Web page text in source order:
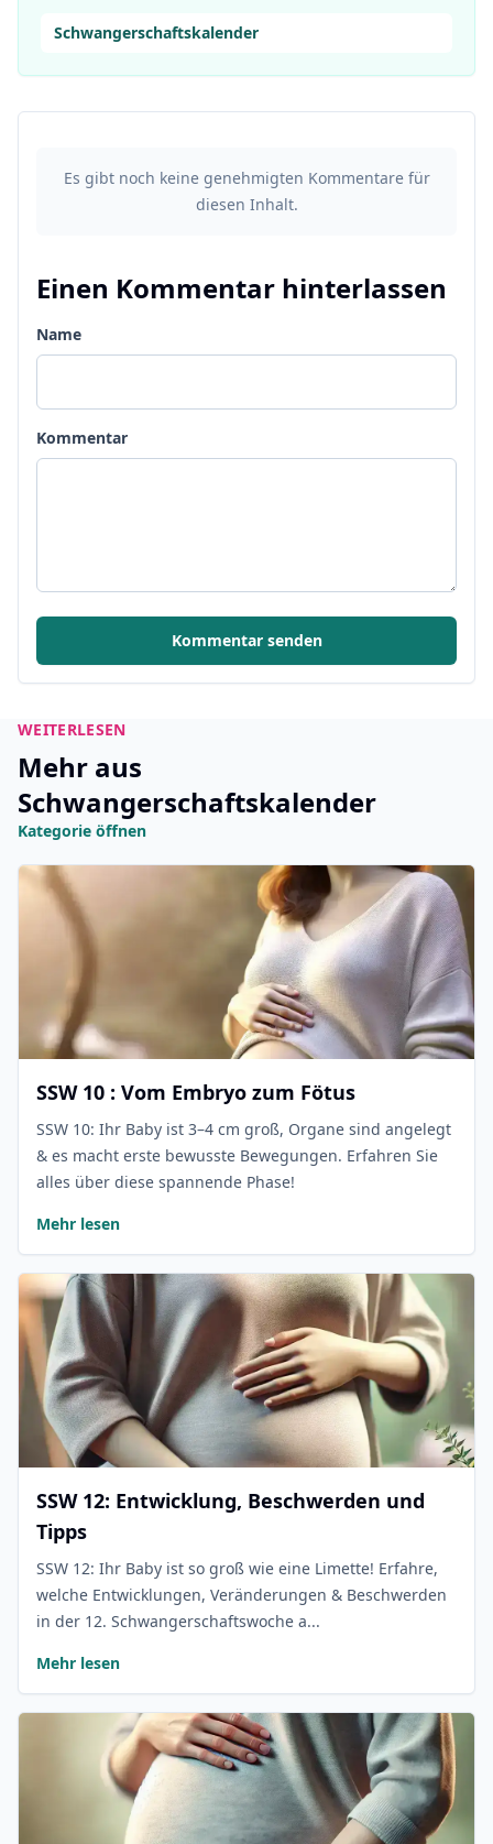
Schwangerschaftskalender
Es gibt noch keine genehmigten Kommentare für
diesen Inhalt.
Einen Kommentar hinterlassen
Name
Kommentar
Kommentar senden
WEITERLESEN
Mehr aus
Schwangerschaftskalender
Kategorie öffnen
SSW 10 : Vom Embryo zum Fötus
SSW 10: Ihr Baby ist 3–4 cm groß, Organe sind angelegt
& es macht erste bewusste Bewegungen. Erfahren Sie
alles über diese spannende Phase!
Mehr lesen
SSW 12: Entwicklung, Beschwerden und
Tipps
SSW 12: Ihr Baby ist so groß wie eine Limette! Erfahre,
welche Entwicklungen, Veränderungen & Beschwerden
in der 12. Schwangerschaftswoche a...
Mehr lesen